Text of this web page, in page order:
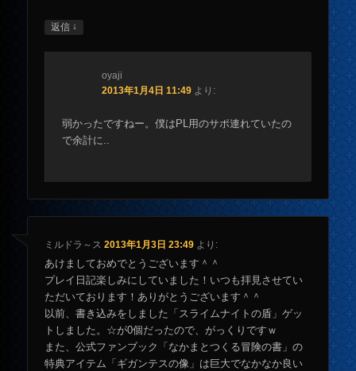
返信 ↓
oyaji
2013年1月4日 11:49 より:
弱かったですねー。僕はPL用のサポ連れていたの
で余計に..
ミルドラ～ス 2013年1月3日 23:49 より:
あけましておめでとうございます＾＾
プレイ日記楽しみにしていました！いつも拝見させてい
ただいております！ありがとうございます＾＾
以前、書き込みをしました「スライムナイトの盾」ゲッ
トしました。☆が0個だったので、がっくりですｗ
また、公式ファンブック「なかまとつくる冒険の書」の
特典アイテム「ギガンテスの像」は巨大でなかなか良い